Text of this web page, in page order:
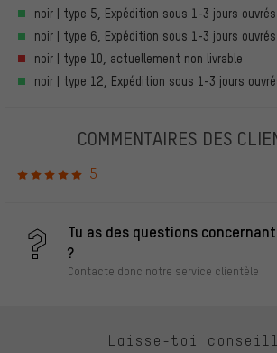
noir | type 5, Expédition sous 1-3 jours ouvrés
noir | type 6, Expédition sous 1-3 jours ouvrés
noir | type 10, actuellement non livrable
noir | type 12, Expédition sous 1-3 jours
COMMENTAIRES DES
5
Tu as des questions
?
Contacte donc notre service clientèle !
Laisse-toi